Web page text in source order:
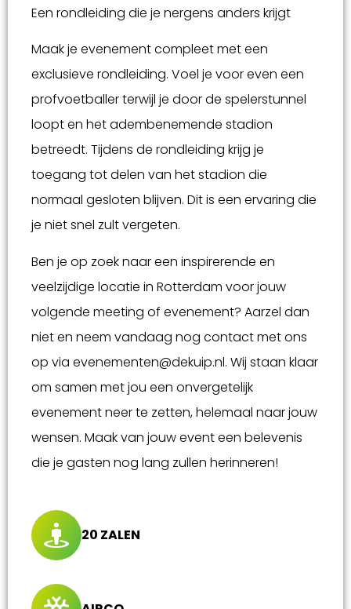
Een rondleiding die je nergens anders krijgt
Maak je evenement compleet met een
exclusieve rondleiding. Voel je voor even een
profvoetballer terwijl je door de spelerstunnel
loopt en het adembenemende stadion
betreedt. Tijdens de rondleiding krijg je
toegang tot delen van het stadion die
normaal gesloten blijven. Dit is een ervaring die
je niet snel zult vergeten.
Ben je op zoek naar een inspirerende en
veelzijdige locatie in Rotterdam voor jouw
volgende meeting of evenement? Aarzel dan
niet en neem vandaag nog contact met ons
op via evenementen@dekuip.nl. Wij staan klaar
om samen met jou een onvergetelijk
evenement neer te zetten, helemaal naar jouw
wensen. Maak van jouw event een belevenis
die je gasten nog lang zullen herinneren!
20 ZALEN